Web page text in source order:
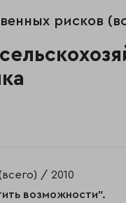
рисков
2010
возможности".